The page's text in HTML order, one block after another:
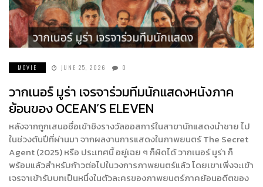
MOVIE JUNE 25, 2026 0
วากเนอร์ มูร่า เจรจาร่วมทีมนักแสดงหนังภาค
ย้อนของ OCEAN’S ELEVEN
หลังจากถูกเสนอชื่อเข้าชิงรางวัลออสการ์ในสาขานักแสดงนำชาย ไป
ในช่วงต้นปีที่ผ่านมา จากผลงานการแสดงในภาพยนตร์ The Secret
Agent (2025) หรือ ประเทศนี้ อยู่เฉย ๆ ก็ผิดได้ วากเนอร์ มูร่า ก็
พร้อมแล้วสำหรับก้าวต่อไปในวงการภาพยนตร์แล้ว โดยเขาเพิ่งจะเข้า
เจรจาเข้ารับบทเป็นหนึ่งในตัวละครของภาพยนตร์ภาคย้อนอดีตของ